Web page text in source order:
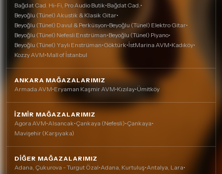
Bağdat Cad. Hi-Fi, Pro Audio Butik•Bağdat Cad.•
Beyoğlu (Tünel) Akustik & Klasik Gitar•
Beyoğlu (Tünel) Davul & Perküsyon•Beyoğlu (Tünel) Elektro Gitar•
Beyoğlu (Tünel) Nefesli Enstrüman•Beyoğlu (Tünel) Piyano•
Beyoğlu (Tünel) Yaylı Enstrüman•Göktürk•İstMarina AVM•Kadıköy•
Kozzy AVM•Mall of İstanbul
ANKARA MAĞAZALARIMIZ
Armada AVM•Eryaman Kaşmir AVM•Kızılay•Ümitköy
İZMIR MAĞAZALARIMIZ
Agora AVM•Alsancak•Çankaya (Nefesli)•Çankaya•
Mavişehir (Karşıyaka)
DIĞER MAĞAZALARIMIZ
Adana, Çukurova - Turgut Özal•Adana, Kurtuluş•Antalya, Lara•